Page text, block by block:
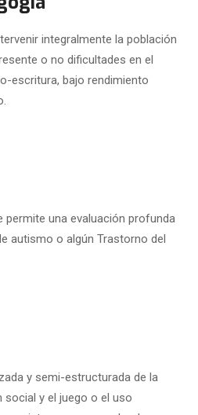
integralmente la población
o no dificultades en el
escritura, bajo rendimiento
permite una evaluación profunda
autismo o algún Trastorno del
y semi-estructurada de la
y el juego o el uso